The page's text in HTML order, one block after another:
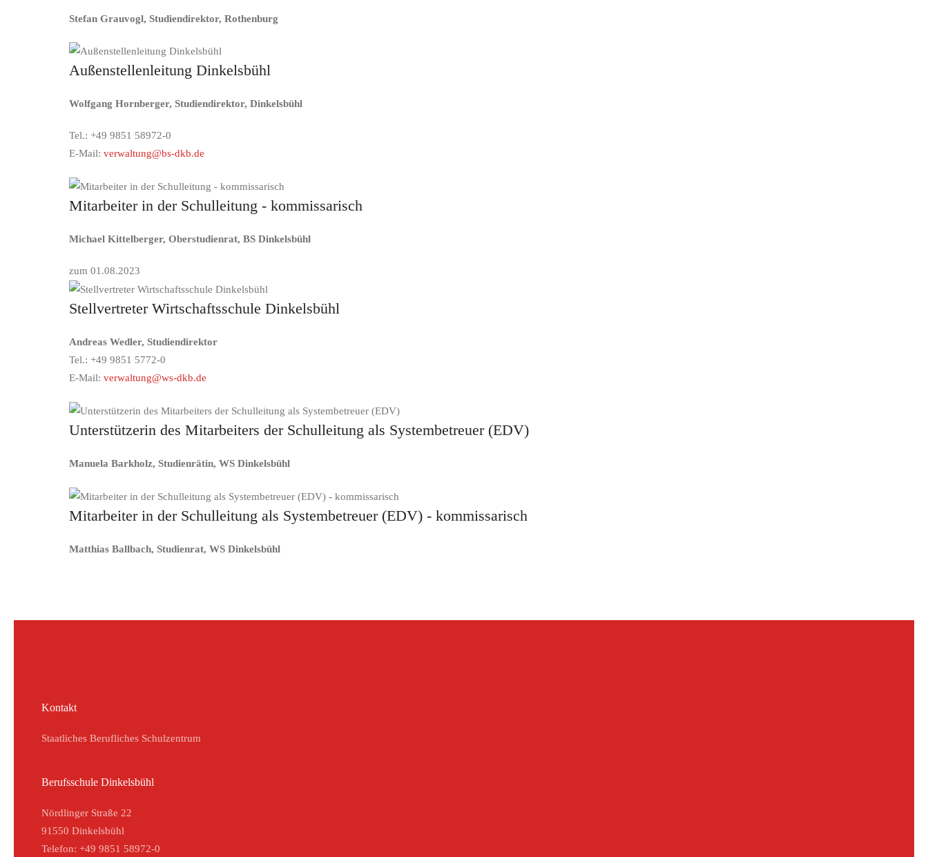
Stefan Grauvogl, Studiendirektor, Rothenburg
Außenstellenleitung Dinkelsbühl
Wolfgang Hornberger, Studiendirektor, Dinkelsbühl
Tel.: +49 9851 58972-0
E-Mail: verwaltung@bs-dkb.de
Mitarbeiter in der Schulleitung - kommissarisch
Michael Kittelberger, Oberstudienrat, BS Dinkelsbühl
zum 01.08.2023
Stellvertreter Wirtschaftsschule Dinkelsbühl
Andreas Wedler, Studiendirektor
Tel.: +49 9851 5772-0
E-Mail: verwaltung@ws-dkb.de
Unterstützerin des Mitarbeiters der Schulleitung als Systembetreuer (EDV)
Manuela Barkholz, Studienrätin, WS Dinkelsbühl
Mitarbeiter in der Schulleitung als Systembetreuer (EDV) - kommissarisch
Matthias Ballbach, Studienrat, WS Dinkelsbühl
Kontakt
Staatliches Berufliches Schulzentrum
Berufsschule Dinkelsbühl
Nördlinger Straße 22
91550 Dinkelsbühl
Telefon: +49 9851 58972-0